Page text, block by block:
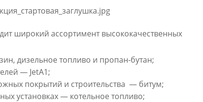
широкий ассортимент высококачественных
дизельное топливо и пропан-бутан;
— JetA1;
покрытий и строительства — битум;
установках— котельное топливо;